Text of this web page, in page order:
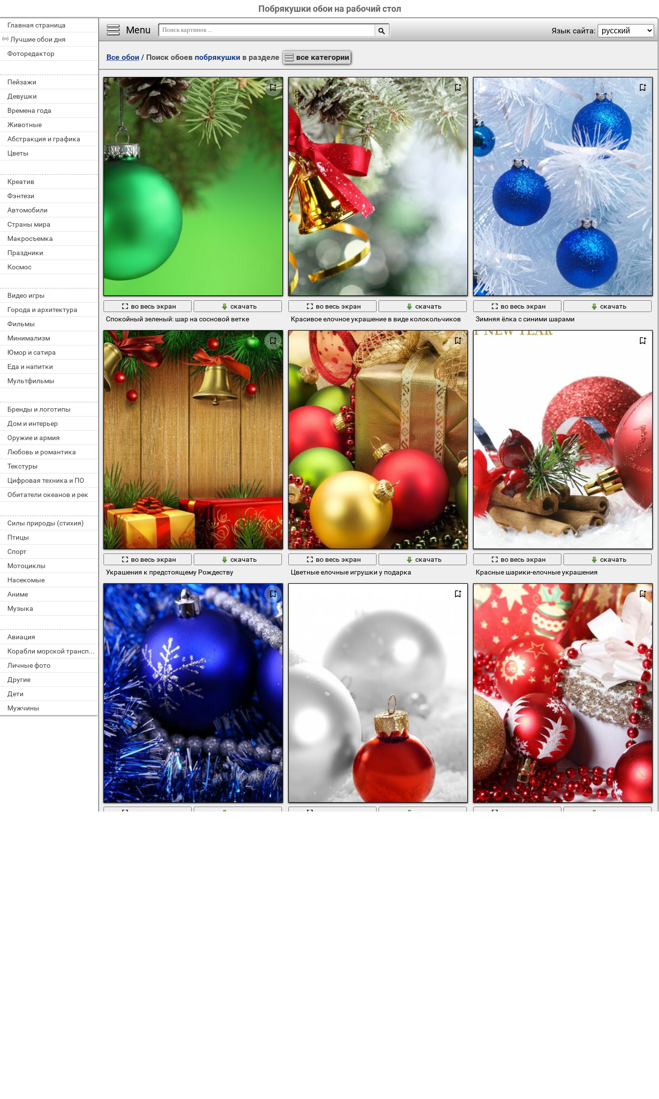
Побрякушки обои на рабочий стол
Главная страница
Лучшие обои дня
Фоторедактор
Пейзажи
Девушки
Времена года
Животные
Абстракция и графика
Цветы
Креатив
Фэнтези
Автомобили
Страны мира
Макросъемка
Праздники
Космос
Видео игры
Города и архитектура
Фильмы
Минимализм
Юмор и сатира
Еда и напитки
Мультфильмы
Бренды и логотипы
Дом и интерьер
Оружие и армия
Любовь и романтика
Текстуры
Цифровая техника и ПО
Обитатели океанов и рек
Силы природы (стихия)
Птицы
Спорт
Мотоциклы
Насекомые
Аниме
Музыка
Авиация
Корабли морской транспорт
Личные фото
Другие
Дети
Мужчины
Menu Язык сайта:
Все обои/ Поиск обоев побрякушкив разделе все категории
во весь экран
скачать
Спокойный зеленый: шар на сосновой ветке
во весь экран
скачать
Красивое елочное украшение в виде колокольчиков
во весь экран
скачать
Зимняя ёлка с синими шарами
во весь экран
скачать
Украшения к предстоящему Рождеству
во весь экран
скачать
Цветные елочные игрушки у подарка
во весь экран
скачать
Красные шарики-елочные украшения